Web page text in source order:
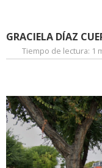
GRACIELA DÍAZ
Tiempo de lectura: 1